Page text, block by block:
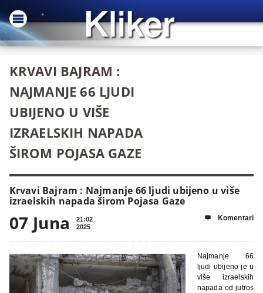
KRVAVI BAJRAM :
NAJMANJE 66 LJUDI
UBIJENO U VIŠE
IZRAELSKIH NAPADA
ŠIROM POJASA GAZE
Krvavi Bajram : Najmanje 66 ljudi ubijeno u više
izraelskih napada širom Pojasa Gaze
07 Juna
21:02
2025
 Komentari
Najmanje 66
ljudi ubijeno je u
više izraelskih
napada od jutros